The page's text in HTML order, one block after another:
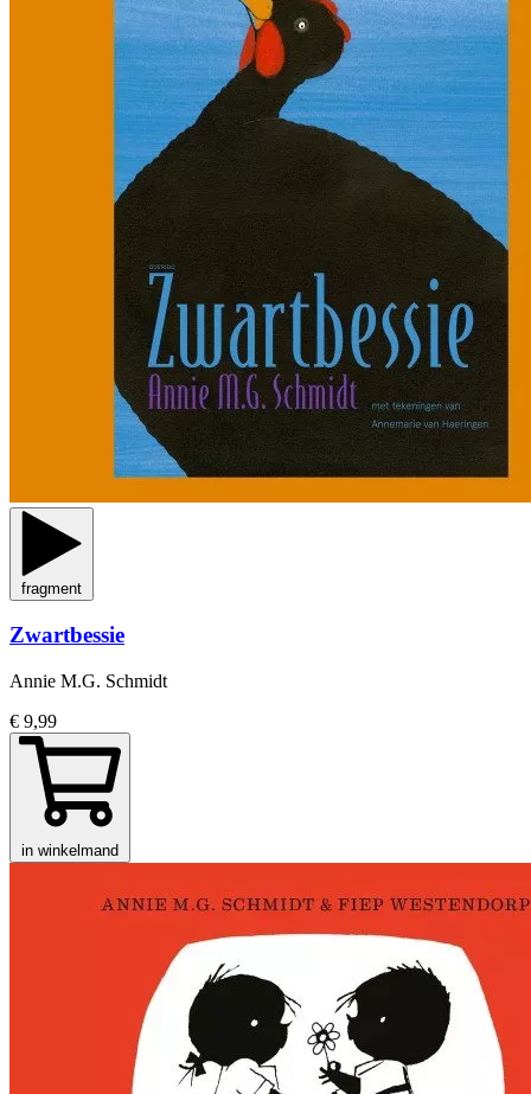
fragment
Zwartbessie
Annie M.G. Schmidt
€ 9,99
in winkelmand